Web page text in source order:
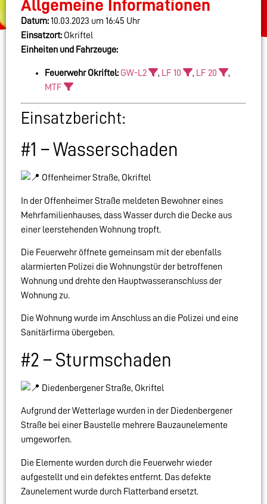
Allgemeine Informationen
Datum:10.03.2023 um 16:45 Uhr
Einsatzort: Okriftel
Einheiten und Fahrzeuge:
Feuerwehr Okriftel: GW-L2 , LF 10 , LF 20
,
MTF
Einsatzbericht:
#1 – Wasserschaden
Offenheimer Straße, Okriftel
In der Offenheimer Straße meldeten Bewohner eines
Mehrfamilienhauses, dass Wasser durch die Decke aus
einer leerstehenden Wohnung tropft.
Die Feuerwehr öffnete gemeinsam mit der ebenfalls
alarmierten Polizei die Wohnungstür der betroffenen
Wohnung und drehte den Hauptwasseranschluss der
Wohnung zu.
Die Wohnung wurde im Anschluss an die Polizei und eine
Sanitärfirma übergeben.
#2 – Sturmschaden
Diedenbergener Straße, Okriftel
Aufgrund der Wetterlage wurden in der Diedenbergener
Straße bei einer Baustelle mehrere Bauzaunelemente
umgeworfen.
Die Elemente wurden durch die Feuerwehr wieder
aufgestellt und ein defektes entfernt. Das defekte
Zaunelement wurde durch Flatterband ersetzt.